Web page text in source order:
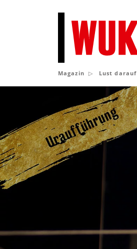
Magazin Lust darauf
darauf